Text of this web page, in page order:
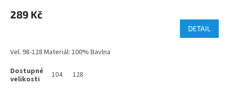
289 Kč
DETAIL
Vel. 98-128 Materiál: 100% Bavlna
104 128